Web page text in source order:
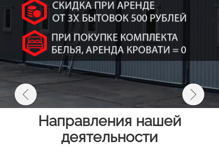
Направления нашей
деятельности